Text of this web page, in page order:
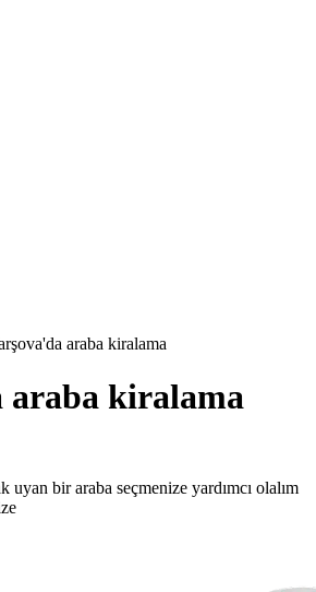
araba kiralama
araba kiralama
uyan bir araba seçmenize yardımcı olalım